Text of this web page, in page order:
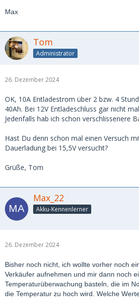
Max
Tom
Administrator
26. Dezember 2024
OK, 10A Entladestrom über 2 bzw. 4
40Ah. Bei 12V Entladeschluss gar nicht
Jedenfalls hab ich schon verschlissenere
Hast Du denn schon mal einen Versuch
Dauerladung bei 15,5V versucht?
Grüße, Tom
Max_22
Akku-Kennenlerner
26. Dezember 2024
Bisher noch nicht, ich wollte vorher noch
Verkäufer aufnehmen und mir dann noch
Temperaturüberwachung basteln, die im
die Temperatur zu hoch wird. Welche